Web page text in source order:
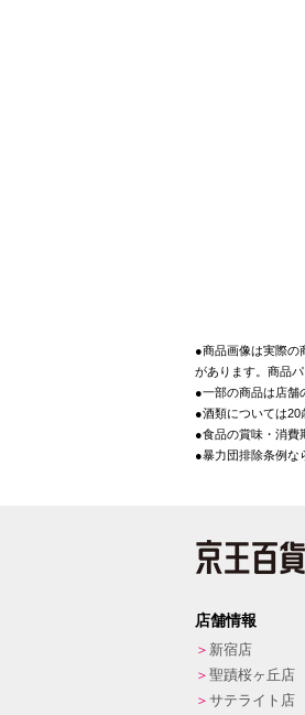
●商品画像は実際の
があります。商品
●一部の商品は店舗
●酒類については20
●食品の賞味・消費
●暴力団排除条例な
店舗情報
新宿店
聖蹟桜ヶ丘店
サテライト店